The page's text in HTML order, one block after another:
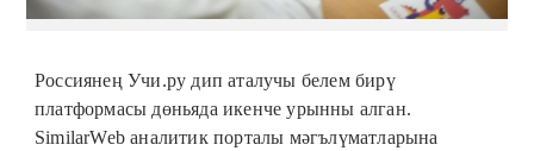
Россиянең Учи.ру дип аталучы белем бирү
платформасы дөньяда икенче урынны алган.
SimilarWeb аналитик порталы мәгълүматларына